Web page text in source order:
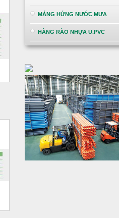
MÁNG HỨNG NƯỚC MƯA
HÀNG RÀO NHỰA U.PVC